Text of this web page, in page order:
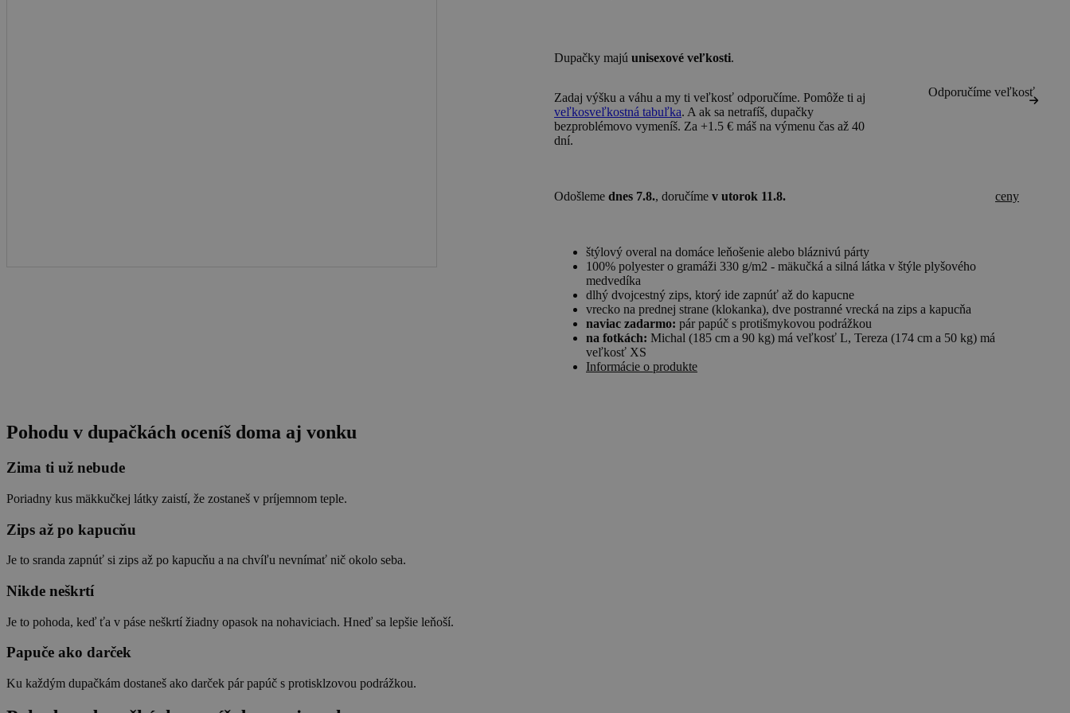
Dupačky majú unisexové veľkosti.
Zadaj výšku a váhu a my ti veľkosť odporučíme. Pomôže ti aj
veľkosveľkostná tabuľka. A ak sa netrafíš, dupačky
bezproblémovo vymeníš. Za +1.5 € máš na výmenu čas až 40
dní.
Odporučíme veľkosť
Odošleme dnes 7.8., doručíme v utorok 11.8. ceny
štýlový overal na domáce leňošenie alebo bláznivú párty
100% polyester o gramáži 330 g/m2 - mäkučká a silná látka v štýle plyšového
medvedíka
dlhý dvojcestný zips, ktorý ide zapnúť až do kapucne
vrecko na prednej strane (klokanka), dve postranné vrecká na zips a kapucňa
naviac zadarmo: pár papúč s protišmykovou podrážkou
na fotkách: Michal (185 cm a 90 kg) má veľkosť L, Tereza (174 cm a 50 kg) má
veľkosť XS
Informácie o produkte
Pohodu v dupačkách oceníš doma aj vonku
Zima ti už nebude
Poriadny kus mäkkučkej látky zaistí, že zostaneš v príjemnom teple.
Zips až po kapucňu
Je to sranda zapnúť si zips až po kapucňu a na chvíľu nevnímať nič okolo seba.
Nikde neškrtí
Je to pohoda, keď ťa v páse neškrtí žiadny opasok na nohaviciach. Hneď sa lepšie leňoší.
Papuče ako darček
Ku každým dupačkám dostaneš ako darček pár papúč s protisklzovou podrážkou.